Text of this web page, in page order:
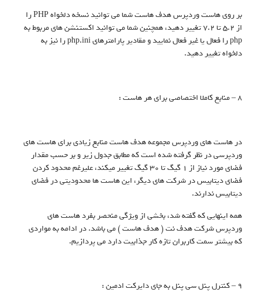
بر روی هاست وردپرس هدف هاست شما می توانید نسخه دلخواه PHP را
از 5.2 تا 7.2 تغییر دهید، همچنین شما می توانید اکستنشن های مربوط به
php را فعال یا غیر فعال نمایید و مقادیر پارامترهای php.ini را نیز به
دلخواه تغییر دهید.
8 – منابع کاملا اختصاصی برای هر هاست :
در هاست های وردپرس مجموعه هدف هاست منابع زیادی برای هاست های
وردپرسی در نظر گرفته شده است که مطابق جدول زیر و بر حسب مقدار
فضای مورد نیاز از 1 گیگ تا 30 گیگ تغییر میکند، علیرغم محدود کردن
فضای دیتابیس در شرکت های دیگر، این هاست ها محدودیتی در فضای
دیتابیس ندارند.
همه اینهایی که گفته شد، بخشی از ویژگی منحصر بفرد هاست های
وردپرس شرکت هدف نت ( هدف هاست ) می باشد. در ادامه به مواردی
که بیشتر سمت کاربران تازه کار جذابیت دارد می پردازیم.
9 – کنترل پنل سی پنل به جای دایرکت ادمین :